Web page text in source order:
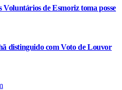
de Esmoriz toma posse
distinguido com Voto de Louvor